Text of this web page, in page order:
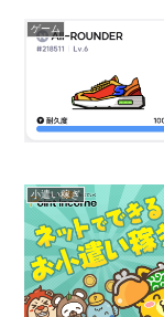
ゲーム
小遣い稼ぎ